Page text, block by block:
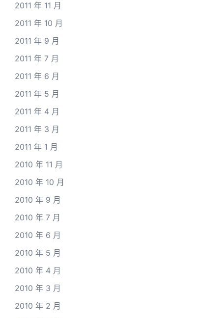
2011 年 11 月
2011 年 10 月
2011 年 9 月
2011 年 7 月
2011 年 6 月
2011 年 5 月
2011 年 4 月
2011 年 3 月
2011 年 1 月
2010 年 11 月
2010 年 10 月
2010 年 9 月
2010 年 7 月
2010 年 6 月
2010 年 5 月
2010 年 4 月
2010 年 3 月
2010 年 2 月